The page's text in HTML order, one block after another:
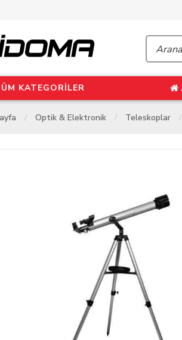
KATEGORİLER
Optik & Elektronik Teleskoplar